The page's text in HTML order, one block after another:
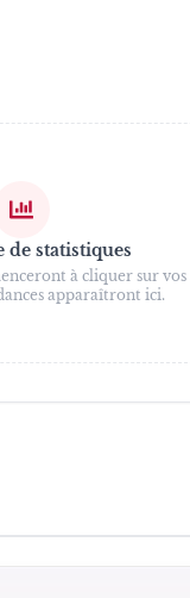
de statistiques
à cliquer sur
apparaîtront ici.